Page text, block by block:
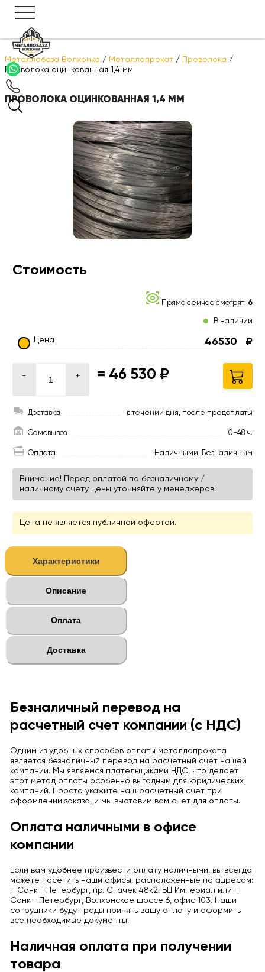
Металлобаза Волхонка / Металлопрокат / Проволока /
Проволока оцинкованная 1,4 мм
ПРОВОЛОКА ОЦИНКОВАННАЯ 1,4 ММ
Стоимость
Прямо сейчас смотрят: 6
В наличии
Цена 46530 ₽
- + = 46 530 ₽
Доставка в течении дня, после предоплаты
Самовывоз 0-48 ч.
Оплата Наличными, Безналичным
Внимание! Перед оплатой по безналичному /
наличному счету цены уточняйте у менеджеров!
Цена не является публичной офертой.
Характеристики
Описание
Оплата
Доставка
Безналичный перевод на
расчетный счет компании (с НДС)
Одним из удобных способов оплаты металлопроката
является безналичный перевод на расчетный счет нашей
компании. Мы являемся плательщиками НДС, что делает
этот метод оплаты особенно выгодным для юридических
компаний. Просто укажите наш расчетный счет при
оформлении заказа, и мы выставим вам счет для оплаты.
Оплата наличными в офисе
компании
Если вам удобнее произвести оплату наличными, вы всегда
можете посетить наши офисы, расположенные по адресам:
г. Санкт-Петербург, пр. Стачек 48к2, БЦ Империал или г.
Санкт-Петербург, Волхонское шоссе 6, офис 103. Наши
сотрудники будут рады принять вашу оплату и оформить
все необходимые документы.
Наличная оплата при получении
товара